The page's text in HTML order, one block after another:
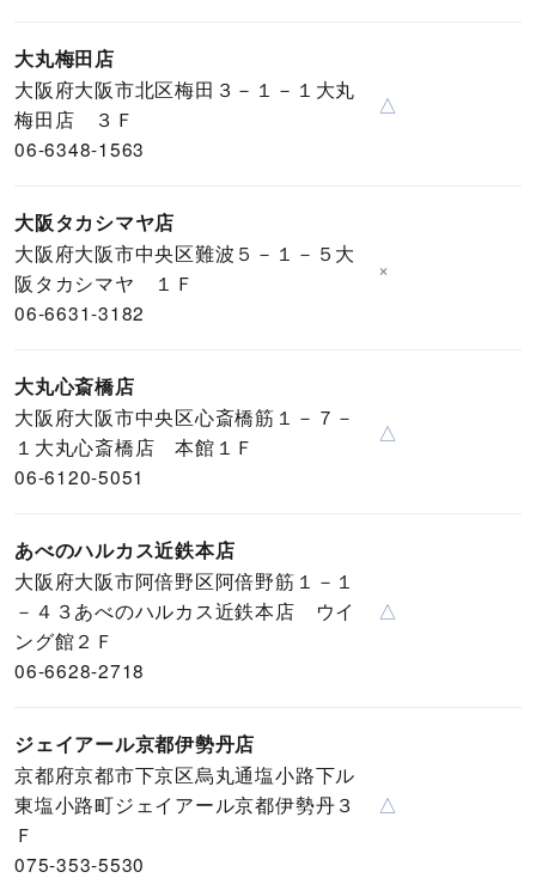
大丸梅田店
大阪府大阪市北区梅田３－１－１大丸
梅田店 ３Ｆ
06-6348-1563
△
大阪タカシマヤ店
大阪府大阪市中央区難波５－１－５大
阪タカシマヤ １Ｆ
06-6631-3182
×
大丸心斎橋店
大阪府大阪市中央区心斎橋筋１－７－
１大丸心斎橋店 本館１Ｆ
06-6120-5051
△
あべのハルカス近鉄本店
大阪府大阪市阿倍野区阿倍野筋１－１
－４３あべのハルカス近鉄本店 ウイ
ング館２Ｆ
06-6628-2718
△
ジェイアール京都伊勢丹店
京都府京都市下京区烏丸通塩小路下ル
東塩小路町ジェイアール京都伊勢丹３
Ｆ
075-353-5530
△